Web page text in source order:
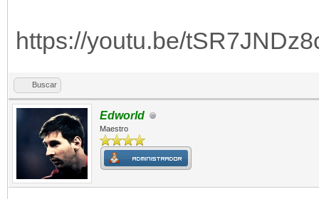
https://youtu.be/
Buscar
Edworld
Maestro